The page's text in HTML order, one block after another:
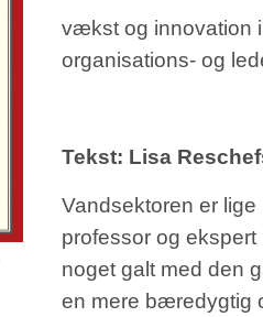
vækst og innovation
organisations- og
Tekst: Lisa
Vandsektoren er
professor og
noget galt med den
en mere bæredygtig